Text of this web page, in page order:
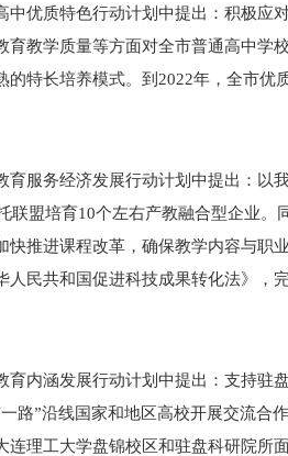
质特色行动计划中提出：积极应对
育教学质量等方面对全市普通高中学
的特长培养模式。到2022年，全市优
务经济发展行动计划中提出：以我
联盟培育10个左右产教融合型企业
快推进课程改革，确保教学内容与职
人民共和国促进科技成果转化法》，
涵发展行动计划中提出：支持驻盘
路”沿线国家和地区高校开展交流合
连理工大学盘锦校区和驻盘科研院所